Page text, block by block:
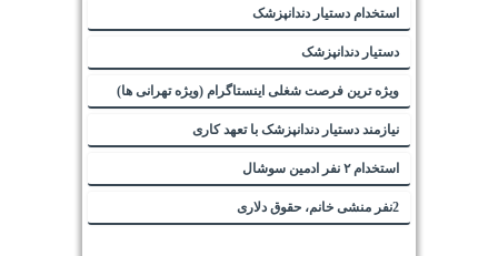
استخدام دستیار دندانپزشک
دستیار دندانپزشک
ویژه ترین فرصت شغلی اینستاگرام (ویژه تهرانی ها)
نیازمند دستیار دندانپزشک با تعهد کاری
استخدام ۲ نفر ادمین سوشال
2نفر منشی خانم، حقوق دلاری